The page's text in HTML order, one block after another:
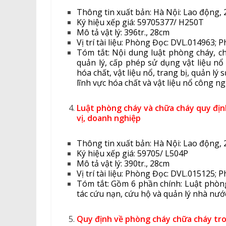
Thông tin xuất bản: Hà Nội: Lao động,
Ký hiệu xếp giá: 59705377/ H250T
Mô tả vật lý: 396tr., 28cm
Vị trí tài liệu: Phòng Đọc: DVL.014963;
Tóm tắt: Nội dung luật phòng cháy,
quản lý, cấp phép sử dụng vật liệu
hóa chất, vật liệu nổ, trang bị, quản lý
lĩnh vực hóa chất và vật liệu nổ công
Luật phòng cháy và chữa cháy quy
vị, doanh nghiệp
Thông tin xuất bản: Hà Nội: Lao động,
Ký hiệu xếp giá: 59705/ L504P
Mô tả vật lý: 390tr., 28cm
Vị trí tài liệu: Phòng Đọc: DVL.015125;
Tóm tắt: Gồm 6 phần chính: Luật
tác cứu nạn, cứu hộ và quản lý nhà
Quy định về phòng cháy chữa cháy